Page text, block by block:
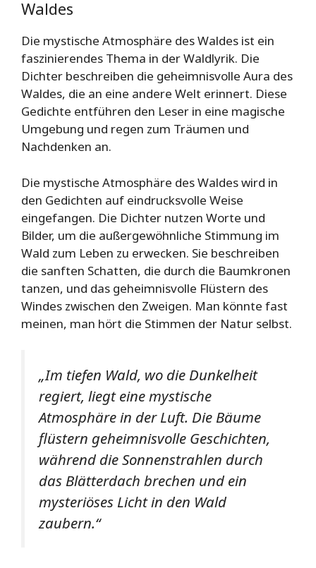
Waldes
Die mystische Atmosphäre des Waldes ist ein
faszinierendes Thema in der Waldlyrik. Die
Dichter beschreiben die geheimnisvolle Aura des
Waldes, die an eine andere Welt erinnert. Diese
Gedichte entführen den Leser in eine magische
Umgebung und regen zum Träumen und
Nachdenken an.
Die mystische Atmosphäre des Waldes wird in
den Gedichten auf eindrucksvolle Weise
eingefangen. Die Dichter nutzen Worte und
Bilder, um die außergewöhnliche Stimmung im
Wald zum Leben zu erwecken. Sie beschreiben
die sanften Schatten, die durch die Baumkronen
tanzen, und das geheimnisvolle Flüstern des
Windes zwischen den Zweigen. Man könnte fast
meinen, man hört die Stimmen der Natur selbst.
„Im tiefen Wald, wo die Dunkelheit
regiert, liegt eine mystische
Atmosphäre in der Luft. Die Bäume
flüstern geheimnisvolle Geschichten,
während die Sonnenstrahlen durch
das Blätterdach brechen und ein
mysteriöses Licht in den Wald
zaubern.“